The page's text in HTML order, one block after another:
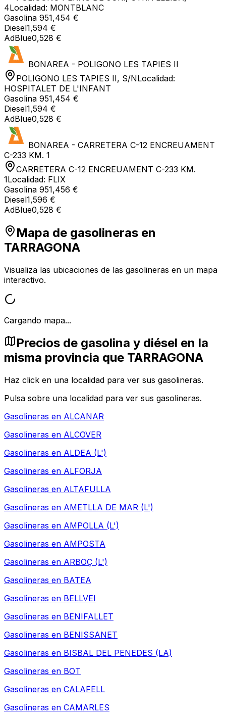
4Localidad: MONTBLANC
Gasolina 951,454 €
Diesel1,594 €
AdBlue0,528 €
BONAREA - POLIGONO LES TAPIES II
POLIGONO LES TAPIES II, S/NLocalidad:
HOSPITALET DE L'INFANT
Gasolina 951,454 €
Diesel1,594 €
AdBlue0,528 €
BONAREA - CARRETERA C-12 ENCREUAMENT
C-233 KM. 1
CARRETERA C-12 ENCREUAMENT C-233 KM.
1Localidad: FLIX
Gasolina 951,456 €
Diesel1,596 €
AdBlue0,528 €
Mapa de gasolineras en
TARRAGONA
Visualiza las ubicaciones de las gasolineras en un mapa
interactivo.
Cargando mapa...
Precios de gasolina y diésel en la
misma provincia que TARRAGONA
Haz click en una localidad para ver sus gasolineras.
Pulsa sobre una localidad para ver sus gasolineras.
Gasolineras en ALCANAR
Gasolineras en ALCOVER
Gasolineras en ALDEA (L')
Gasolineras en ALFORJA
Gasolineras en ALTAFULLA
Gasolineras en AMETLLA DE MAR (L')
Gasolineras en AMPOLLA (L')
Gasolineras en AMPOSTA
Gasolineras en ARBOÇ (L')
Gasolineras en BATEA
Gasolineras en BELLVEI
Gasolineras en BENIFALLET
Gasolineras en BENISSANET
Gasolineras en BISBAL DEL PENEDES (LA)
Gasolineras en BOT
Gasolineras en CALAFELL
Gasolineras en CAMARLES